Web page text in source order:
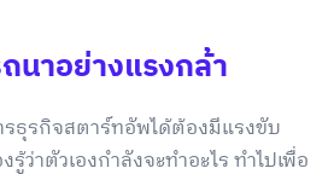
นาอย่างแรงกล้า
ธุรกิจสตาร์ทอัพได้ต้องมีแรงขับ
ว่าตัวเองกำลังจะทำอะไร ทำไปเพื่อ